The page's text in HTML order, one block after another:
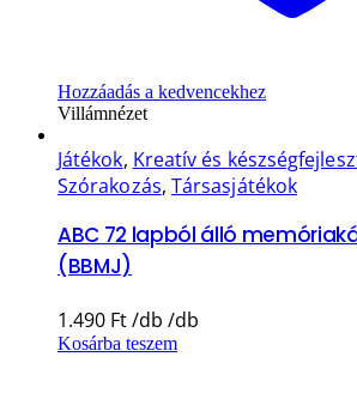
Hozzáadás a kedvencekhez
Villámnézet
Játékok, Kreatív és
Szórakozás, Társasjátékok
ABC 72 lapból álló
(BBMJ)
1.490 Ft
Kosárba teszem